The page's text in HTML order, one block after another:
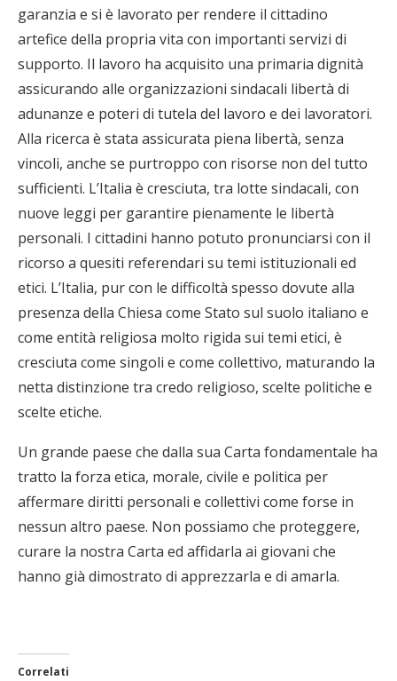
garanzia e si è lavorato per rendere il cittadino
artefice della propria vita con importanti servizi di
supporto. Il lavoro ha acquisito una primaria dignità
assicurando alle organizzazioni sindacali libertà di
adunanze e poteri di tutela del lavoro e dei lavoratori.
Alla ricerca è stata assicurata piena libertà, senza
vincoli, anche se purtroppo con risorse non del tutto
sufficienti. L’Italia è cresciuta, tra lotte sindacali, con
nuove leggi per garantire pienamente le libertà
personali. I cittadini hanno potuto pronunciarsi con il
ricorso a quesiti referendari su temi istituzionali ed
etici. L’Italia, pur con le difficoltà spesso dovute alla
presenza della Chiesa come Stato sul suolo italiano e
come entità religiosa molto rigida sui temi etici, è
cresciuta come singoli e come collettivo, maturando la
netta distinzione tra credo religioso, scelte politiche e
scelte etiche.
Un grande paese che dalla sua Carta fondamentale ha
tratto la forza etica, morale, civile e politica per
affermare diritti personali e collettivi come forse in
nessun altro paese. Non possiamo che proteggere,
curare la nostra Carta ed affidarla ai giovani che
hanno già dimostrato di apprezzarla e di amarla.
Correlati